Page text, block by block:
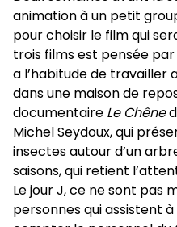
animation à un petit
pour choisir le film qui
trois films est pensée par
a l’habitude de travailler
dans une maison de
documentaire Le Chêne
Michel Seydoux, qui
insectes autour d’un
saisons, qui retient
Le jour J, ce ne sont pas
personnes qui assistent